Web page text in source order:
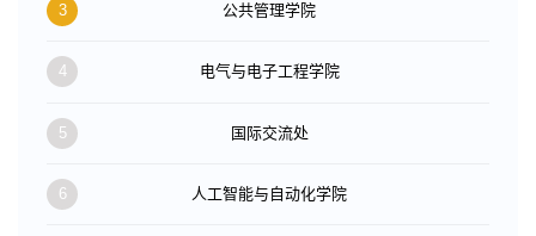
3 公共管理学院
4 电气与电子工程学院
5 国际交流处
6 人工智能与自动化学院